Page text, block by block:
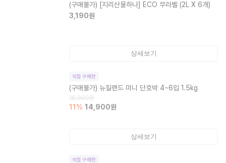
(구매불가) [지리산물하나] ECO 무라벨 (2L X 6개)
3,190원
상세보기
직접 구매한
(구매불가) 뉴질랜드 미니 단호박 4~6입 1.5kg
16,900원
11 % 14,900원
상세보기
직접 구매한